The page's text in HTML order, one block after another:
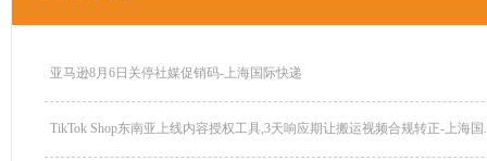
亚马逊8月6日关停社媒促销码-上海国际快递
TikTok Shop东南亚上线内容授权工具,3天响应期让搬运视频合规转正-上海国